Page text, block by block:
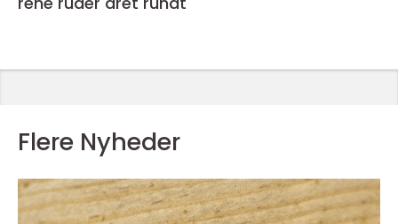
Flere Nyheder